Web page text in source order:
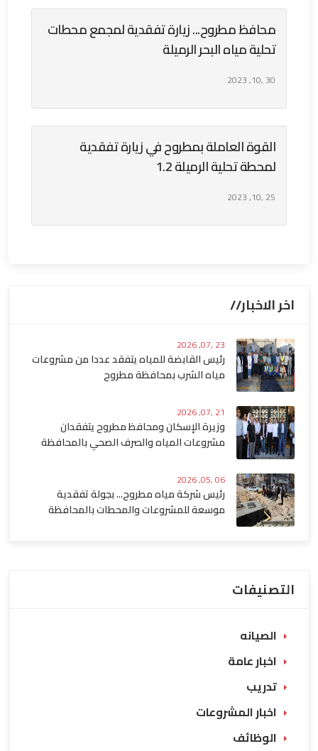
محافظ مطروح... زيارة تفقدية لمجمع محطات
تحلية مياه البحر الرميلة
30 ,10, 2023
القوة العاملة بمطروح في زيارة تفقدية
لمحطة تحلية الرميلة 1.2
25 ,10, 2023
اخر الاخبار//
23 ,07, 2026
رئيس القابضة للمياه يتفقد عددا من مشروعات
مياه الشرب بمحافظة مطروح
21 ,07, 2026
وزيرة الإسكان ومحافظ مطروح يتفقدان
مشروعات المياه والصرف الصحي بالمحافظة
06 ,05, 2026
رئيس شركة مياه مطروح... بجولة تفقدية
موسعة للمشروعات والمحطات بالمحافظة
التصنيفات
الصيانه
اخبار عامة
تدريب
اخبار المشروعات
الوظائف